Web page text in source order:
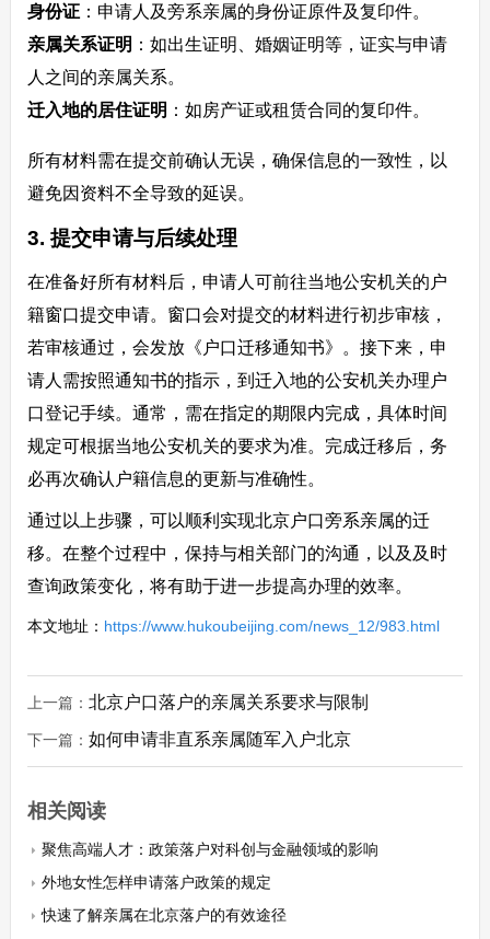
身份证：申请人及旁系亲属的身份证原件及复印件。
亲属关系证明 ：如出生证明、婚姻证明等，证实与申请
人之间的亲属关系。
迁入地的居住证明 ：如房产证或租赁合同的复印件。
所有材料需在提交前确认无误，确保信息的一致性，以
避免因资料不全导致的延误。
3. 提交申请与后续处理
在准备好所有材料后，申请人可前往当地公安机关的户
籍窗口提交申请。窗口会对提交的材料进行初步审核，
若审核通过，会发放《户口迁移通知书》。接下来，申
请人需按照通知书的指示，到迁入地的公安机关办理户
口登记手续。通常，需在指定的期限内完成，具体时间
规定可根据当地公安机关的要求为准。完成迁移后，务
必再次确认户籍信息的更新与准确性。
通过以上步骤，可以顺利实现北京户口旁系亲属的迁
移。在整个过程中，保持与相关部门的沟通，以及及时
查询政策变化，将有助于进一步提高办理的效率。
本文地址： https://www.hukoubeijing.com/news_12/983.html
上一篇： 北京户口落户的亲属关系要求与限制
下一篇： 如何申请非直系亲属随军入户北京
相关阅读
聚焦高端人才：政策落户对科创与金融领域的影响
外地女性怎样申请落户政策的规定
快速了解亲属在北京落户的有效途径